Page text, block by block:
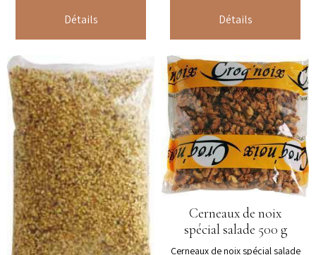
Détails Détails
Cerneaux de noix
spécial salade 500 g
Cerneaux de noix spécial salade